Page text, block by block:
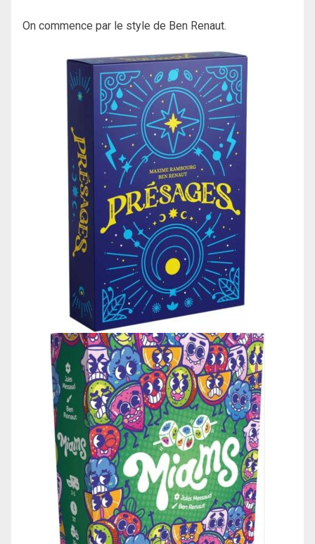
On commence par le style de Ben Renaut.